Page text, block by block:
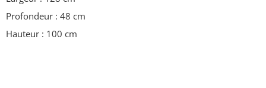
Profondeur : 48 cm
Hauteur : 100 cm